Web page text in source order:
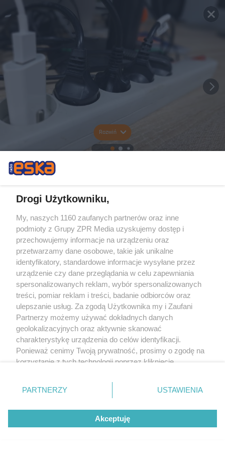
Rozwiń
Drogi Użytkowniku,
My, naszych 1160 zaufanych partnerów oraz inne
podmioty z Grupy ZPR Media uzyskujemy dostęp i
przechowujemy informacje na urządzeniu oraz
przetwarzamy dane osobowe, takie jak unikalne
identyfikatory, standardowe informacje wysyłane przez
urządzenie czy dane przeglądania w celu zapewniania
spersonalizowanych reklam, wybór spersonalizowanych
treści, pomiar reklam i treści, badanie odbiorców oraz
ulepszanie usług. Za zgodą Użytkownika my i Zaufani
Partnerzy możemy używać dokładnych danych
geolokalizacyjnych oraz aktywnie skanować
charakterystykę urządzenia do celów identyfikacji.
Ponieważ cenimy Twoją prywatność, prosimy o zgodę na
korzystanie z tych technologii poprzez kliknięcie
zmienić/wycofać klikając przycisk ustawień prywatności
znajdujący się w lewym dolnym rogu strony
rodzaje przetwarzania danych nie wymagają zgody
użytkownika, ale masz prawo sprzeciwić się takiemu
przetwarzaniu. Preferencje będą miały zastosowanie tylko
PARTNERZY USTAWIENIA
Akceptuję